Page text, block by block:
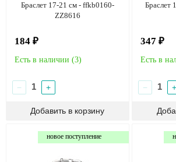
Браслет 17-21 см - ffkb0160-
ZZ8616
184 ₽
Есть в наличии (3)
− +
Браслет
347 ₽
Есть в
− +
новое поступление